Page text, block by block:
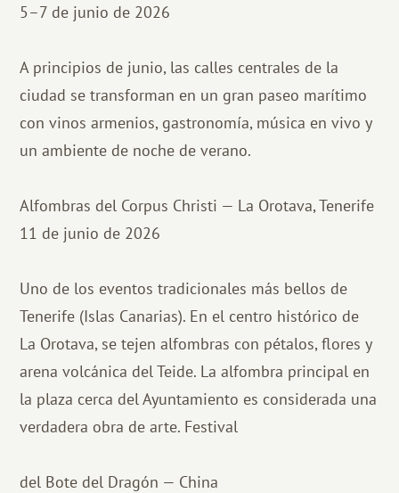
5–7 de junio de 2026
A principios de junio, las calles centrales de la
ciudad se transforman en un gran paseo marítimo
con vinos armenios, gastronomía, música en vivo y
un ambiente de noche de verano.
Alfombras del Corpus Christi — La Orotava, Tenerife
11 de junio de 2026
Uno de los eventos tradicionales más bellos de
Tenerife (Islas Canarias). En el centro histórico de
La Orotava, se tejen alfombras con pétalos, flores y
arena volcánica del Teide. La alfombra principal en
la plaza cerca del Ayuntamiento es considerada una
verdadera obra de arte. Festival
del Bote del Dragón — China